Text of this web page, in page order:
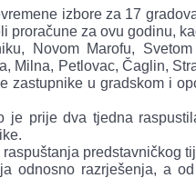
izbore za 17
proračune za ovu godinu,
Novom Marofu,
Milna, Petlovac, Čaglin,
zastupnike u gradskom i
prije dva tjedna
predstavničkog
odnosno razrješenja, a